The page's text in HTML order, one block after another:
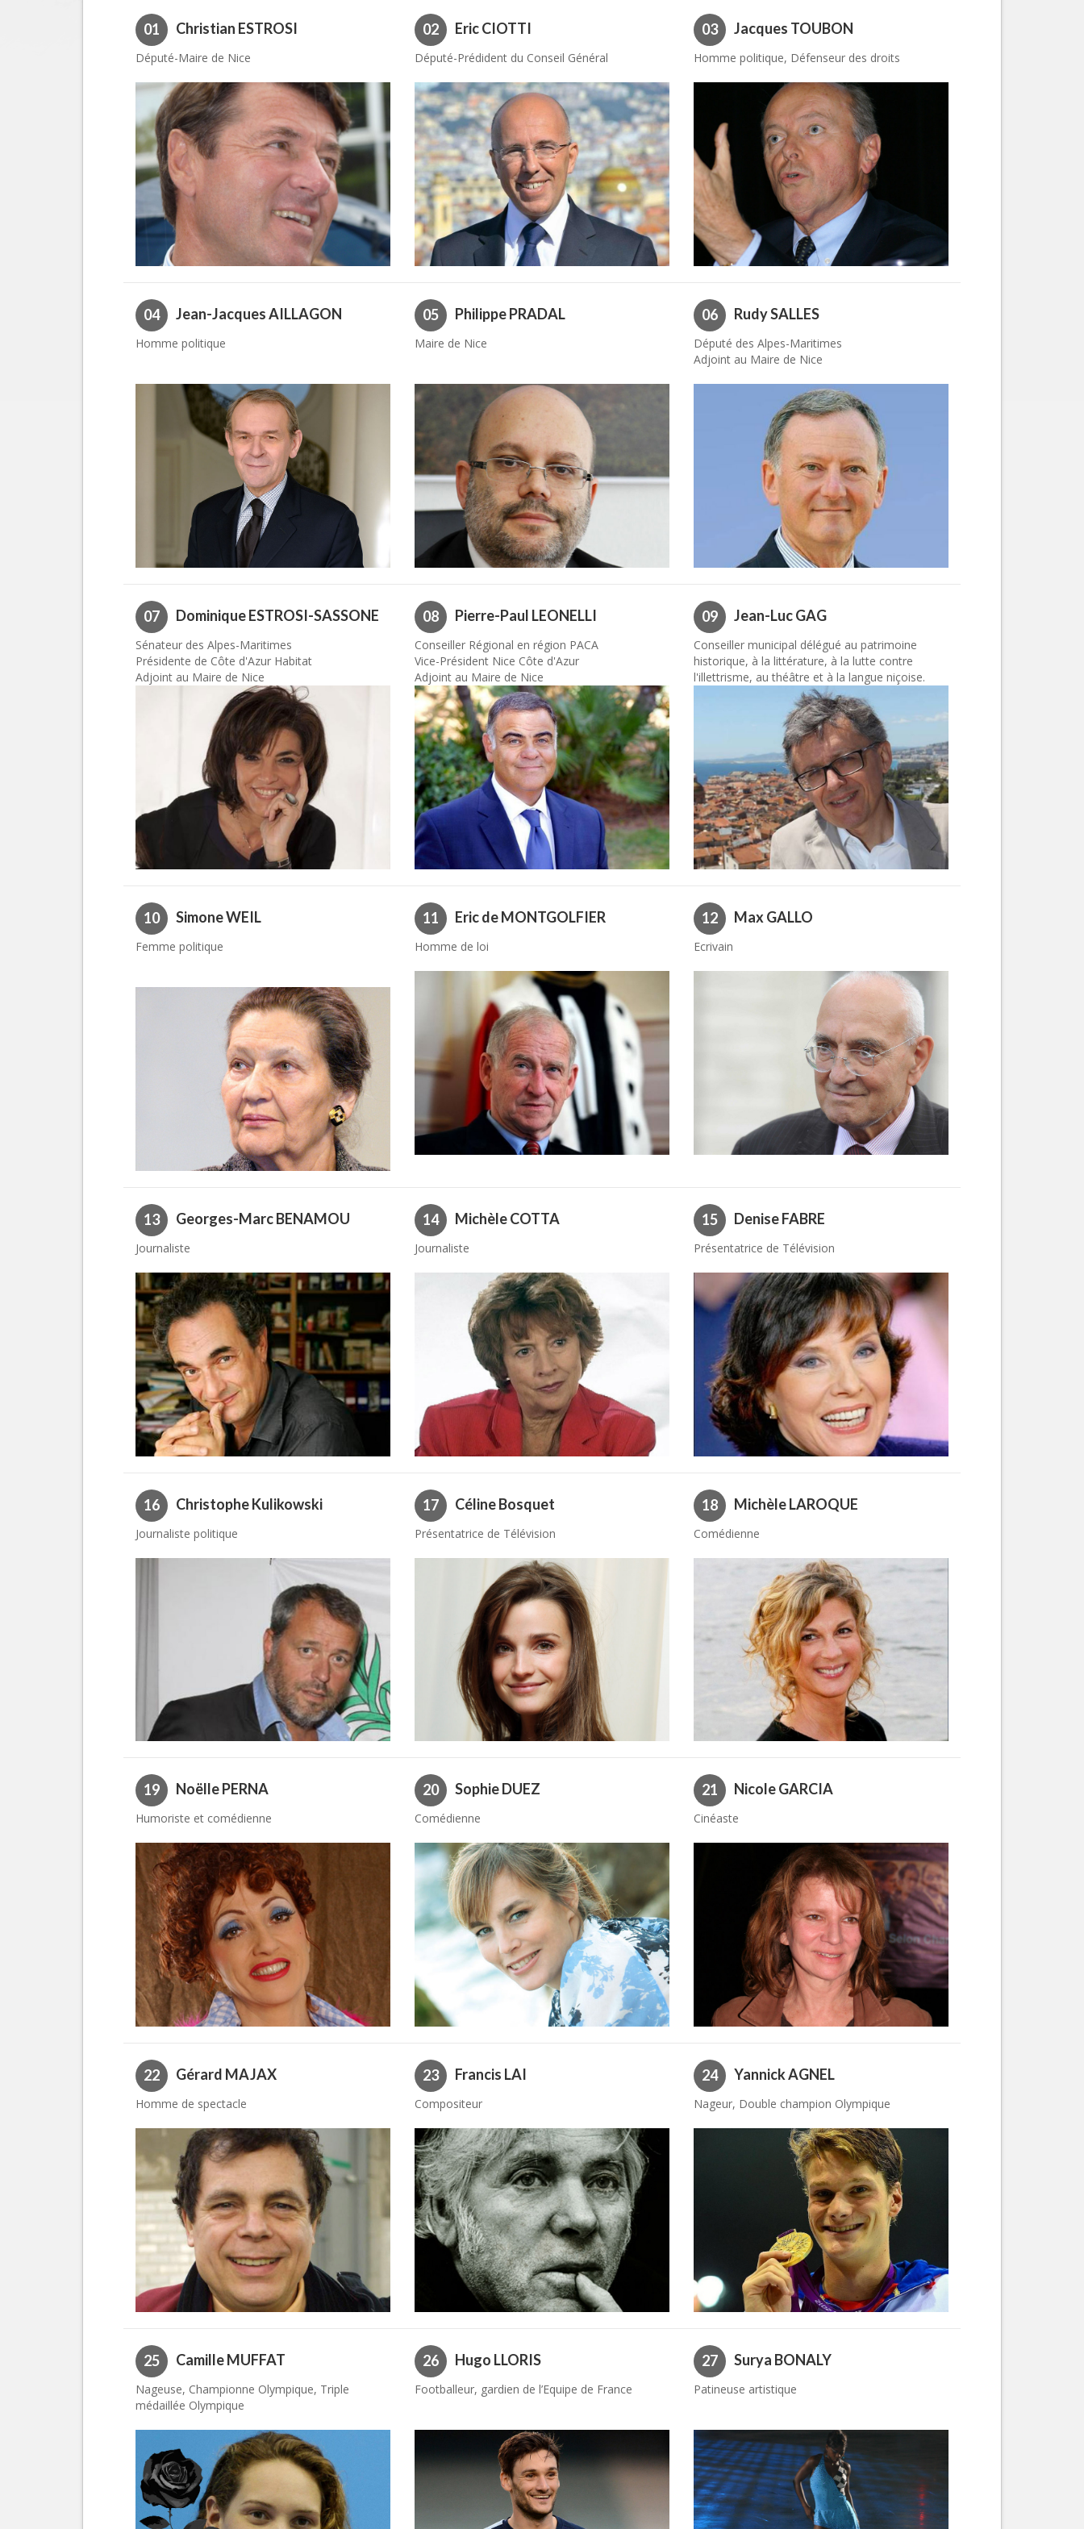
Services
01 Christian ESTROSI
Député-Maire de Nice
02 Eric CIOTTI
Député-Prédident du Conseil Général
03 Jacques TOUBON
Homme politique, Défenseur des droits
04 Jean-Jacques AILLAGON
Homme politique
05 Philippe PRADAL
Maire de Nice
06 Rudy SALLES
Député des Alpes-Maritimes
Adjoint au Maire de Nice
07 Dominique ESTROSI-SASSONE
Sénateur des Alpes-Maritimes
Présidente de Côte d'Azur Habitat
Adjoint au Maire de Nice
08 Pierre-Paul LEONELLI
Conseiller Régional en région PACA
Vice-Président Nice Côte d'Azur
Adjoint au Maire de Nice
09 Jean-Luc GAG
Conseiller municipal délégué au patrimoine
historique, à la littérature, à la lutte contre
l'illettrisme, au théâtre et à la langue niçoise.
10 Simone WEIL
Femme politique
11 Eric de MONTGOLFIER
Homme de loi
12 Max GALLO
Ecrivain
13 Georges-Marc BENAMOU
Journaliste
14 Michèle COTTA
Journaliste
15 Denise FABRE
Présentatrice de Télévision
16 Christophe Kulikowski
Journaliste politique
17 Céline Bosquet
Présentatrice de Télévision
18 Michèle LAROQUE
Comédienne
19 Noëlle PERNA
Humoriste et comédienne
20 Sophie DUEZ
Comédienne
21 Nicole GARCIA
Cinéaste
22 Gérard MAJAX
Homme de spectacle
23 Francis LAI
Compositeur
24 Yannick AGNEL
Nageur, Double champion Olympique
25 Camille MUFFAT
Nageuse, Championne Olympique, Triple
médaillée Olympique
26 Hugo LLORIS
Footballeur, gardien de l’Equipe de France
27 Surya BONALY
Patineuse artistique